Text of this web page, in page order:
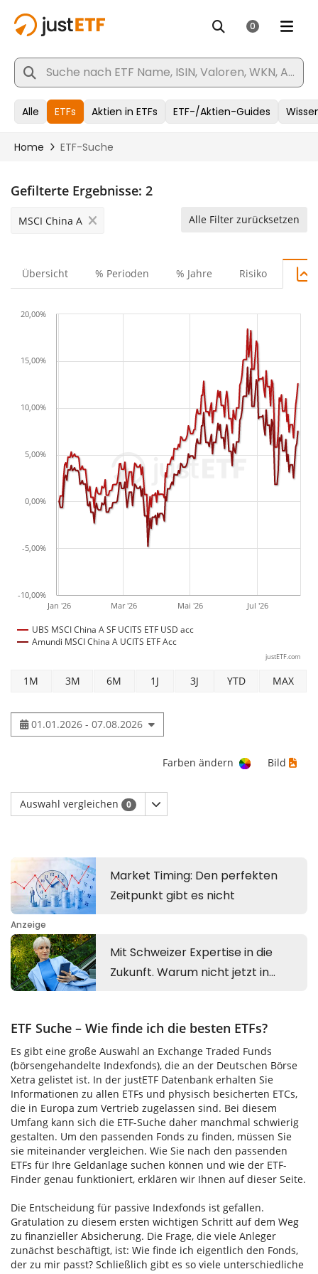
Gefilterte Ergebnisse: 2
MSCI China A Alle Filter zurücksetzen
Übersicht % Perioden % Jahre Risiko
UBS MSCI China A SF UCITS ETF USD acc
Amundi MSCI China A UCITS ETF Acc
Jan '26 Mar '26 Mai '26 Jul '26
-10,00%
-5,00%
0,00%
5,00%
10,00%
15,00%
20,00%
justETF.com
1M 3M 6M 1J 3J YTD MAX
01.01.2026 - 07.08.2026
Farben ändern Bild
Auswahl vergleichen 0
ETF Suche – Wie finde ich die besten ETFs?
Es gibt eine große Auswahl an Exchange Traded Funds
(börsengehandelte Indexfonds), die an der Deutschen Börse
Xetra gelistet ist. In der justETF Datenbank erhalten Sie
Informationen zu allen ETFs und physisch besicherten ETCs,
die in Europa zum Vertrieb zugelassen sind. Bei diesem
Umfang kann sich die ETF-Suche daher manchmal schwierig
gestalten. Um den passenden Fonds zu finden, müssen Sie
sie miteinander vergleichen. Wie Sie nach den passenden
ETFs für Ihre Geldanlage suchen können und wie der ETF-
Finder genau funktioniert, erklären wir Ihnen auf dieser Seite.
Die Entscheidung für passive Indexfonds ist gefallen.
Gratulation zu diesem ersten wichtigen Schritt auf dem Weg
zu finanzieller Absicherung. Die Frage, die viele Anleger
zunächst beschäftigt, ist: Wie finde ich eigentlich den Fonds,
der zu mir passt? Schließlich gibt es so viele unterschiedliche